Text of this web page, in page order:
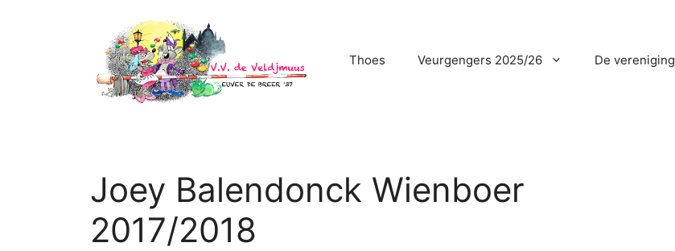
Thoes Veurgengers 2025/26 De vereniging
Joey Balendonck Wienboer
2017/2018